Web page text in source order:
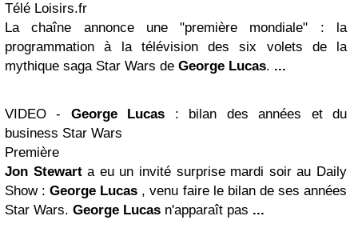
Télé Loisirs.fr
La chaîne annonce une "première mondiale" : la
programmation à la télévision des six volets de la
mythique saga Star Wars de George Lucas. ...
VIDEO - George Lucas : bilan des années et du
business Star Wars
Première
Jon Stewarta eu un invité surprise mardi soir au Daily
Show :George Lucas , venu faire le bilan de ses années
Star Wars. George Lucas n'apparaît pas ...